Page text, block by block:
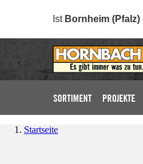
Ist Bornheim (Pfalz)
SORTIMENT PROJEKTE
Startseite